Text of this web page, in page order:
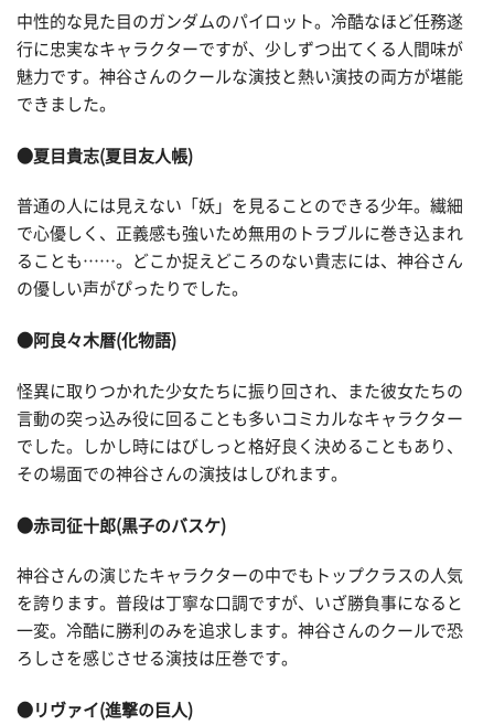
中性的な見た目のガンダムのパイロット。冷酷なほど任務遂
行に忠実なキャラクターですが、少しずつ出てくる人間味が
魅力です。神谷さんのクールな演技と熱い演技の両方が堪能
できました。
●夏目貴志(夏目友人帳)
普通の人には見えない「妖」を見ることのできる少年。繊細
で心優しく、正義感も強いため無用のトラブルに巻き込まれ
ることも……。どこか捉えどころのない貴志には、神谷さん
の優しい声がぴったりでした。
●阿良々木暦(化物語)
怪異に取りつかれた少女たちに振り回され、また彼女たちの
言動の突っ込み役に回ることも多いコミカルなキャラクター
でした。しかし時にはびしっと格好良く決めることもあり、
その場面での神谷さんの演技はしびれます。
●赤司征十郎(黒子のバスケ)
神谷さんの演じたキャラクターの中でもトップクラスの人気
を誇ります。普段は丁寧な口調ですが、いざ勝負事になると
一変。冷酷に勝利のみを追求します。神谷さんのクールで恐
ろしさを感じさせる演技は圧巻です。
●リヴァイ(進撃の巨人)